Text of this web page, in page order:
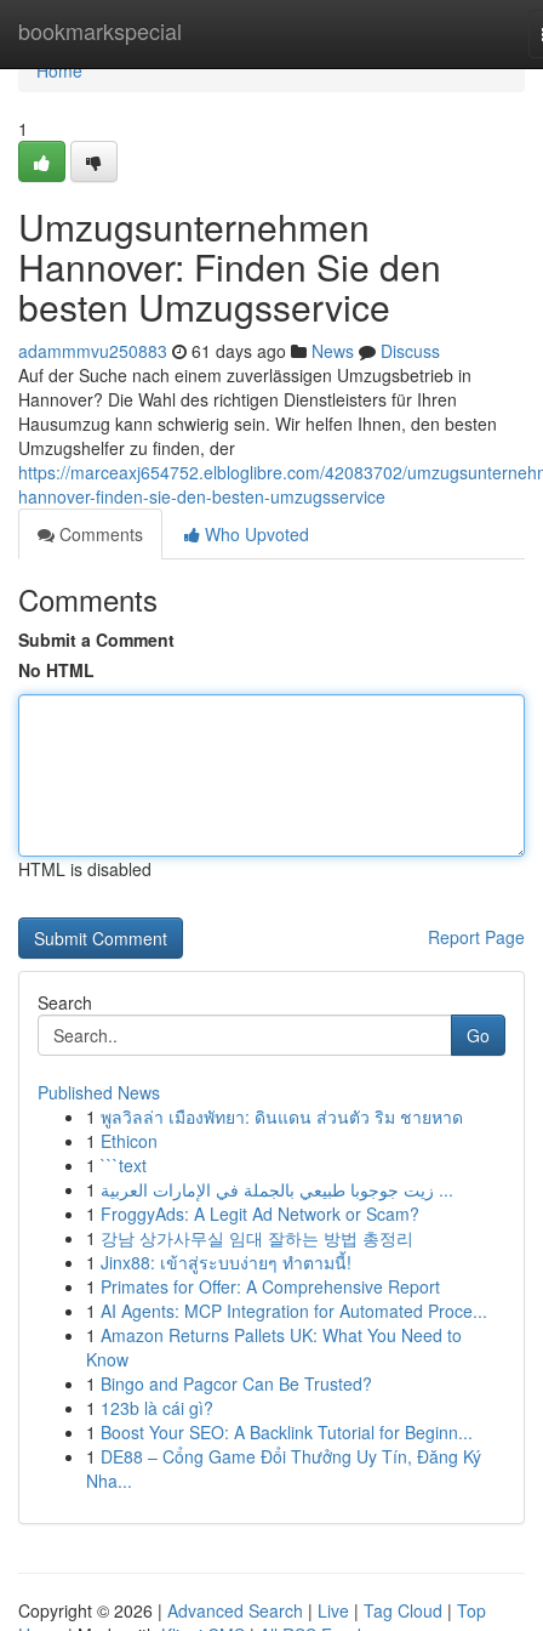
bookmarkspecial
Home
Home
1
Umzugsunternehmen
Hannover: Finden Sie den
besten Umzugsservice
adammmvu250883 61 days ago News
Discuss
Auf der Suche nach einem zuverlässigen Umzugsbetrieb in
Hannover? Die Wahl des richtigen Dienstleisters für Ihren
Hausumzug kann schwierig sein. Wir helfen Ihnen, den besten
Umzugshelfer zu finden, der
https://marceaxj654752.elbloglibre.com/42083702/
hannover-finden-sie-den-besten-umzugsservice
Comments
Who Upvoted
Comments
Submit a Comment
No HTML
HTML is disabled
Report Page
Search
Go
Published News
1 พูลวิลล่า เมืองพัทยา: ดินแดน ส่วนตัว ริม ชายหาด
1 Ethicon
1 ```text
1
زيت جوجوبا طبيعي بالجملة في الإمارات العربية ...
1 FroggyAds: A Legit Ad Network or Scam?
1 강남 상가사무실 임대 잘하는 방법 총정리
1 Jinx88: เข้าสู่ระบบง่ายๆ ทำตามนี้!
1 Primates for Offer: A Comprehensive Report
1 AI Agents: MCP Integration for Automated Proce...
1 Amazon Returns Pallets UK: What You Need to
Know
1 Bingo and Pagcor Can Be Trusted?
1 123b là cái gì?
1 Boost Your SEO: A Backlink Tutorial for Beginn...
1 DE88 – Cổng Game Đổi Thưởng Uy Tín, Đăng Ký
Nha...
Copyright © 2026 | Advanced Search | Live | Tag Cloud | Top